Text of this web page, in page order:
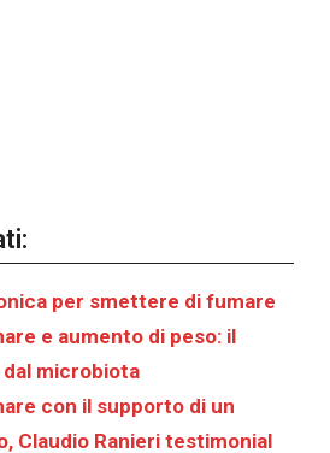
per smettere di fumare
e aumento di peso: il
microbiota
con il supporto di un
Claudio Ranieri testimonial